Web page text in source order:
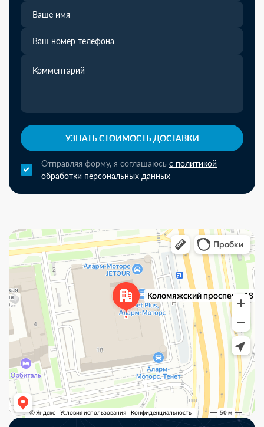
УЗНАТЬ СТОИМОСТЬ ДОСТАВКИ
Отправляя форму, я соглашаюсь с политикой
обработки персональных данных